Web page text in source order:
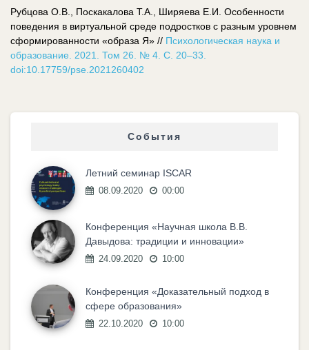
Рубцова О.В., Поскакалова Т.А., Ширяева Е.И. Особенности
поведения в виртуальной среде подростков с разным уровнем
сформированности «образа Я» // Психологическая наука и
образование. 2021. Том 26. № 4. С. 20–33.
doi:10.17759/pse.2021260402
События
Летний семинар ISCAR
08.09.2020 00:00
Конференция «Научная школа В.В.
Давыдова: традиции и инновации»
24.09.2020 10:00
Конференция «Доказательный подход в
сфере образования»
22.10.2020 10:00